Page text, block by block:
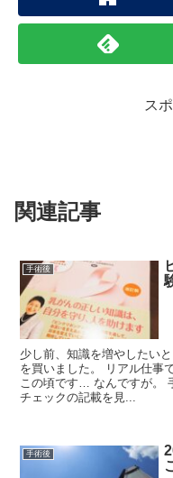
ス
関連記事
手術後
少し前、知識を増やしたい
を買いました。 リアル仕事
この頃です… なんですが。
チェックの記載を見...
手術後